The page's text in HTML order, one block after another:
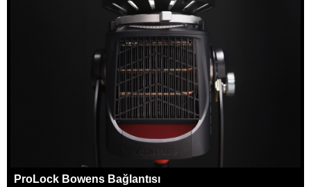
ProLock Bowens Bağlantısı